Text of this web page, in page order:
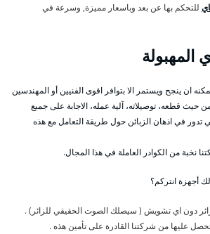
للتحكم بها عن بعد وباسعار مميزة, وسرعة في
المهبولة
ان ينجح ويستمر الا بتوافر اقوى الفنيين أو المهندسين
حيث قطعه، توصيلاته، آلية عمله، الاجابة على جميع
تدور في اذهان الزبائن حول طريقة التعامل مع هذه
نخبة من الكوادر العاملة في هذا المجال.
أجهزة انتركم؟
دون اي تشويش ( سيصلك الصوت الحقيقي للزائر) .
عليها من شركتنا القادرة على تأمين هذه .